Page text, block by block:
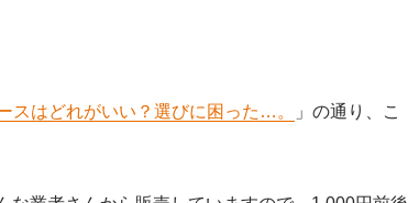
スはどれがいい？選びに困った…。
」の通り、こ